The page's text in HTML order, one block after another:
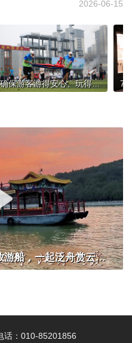
2026-06-15
确保游客游得安心、玩得放心，文旅行业开展安全技能大比武
北京多家市属公园延时开放游船，一起泛舟赏云霞！
话：010-85201856